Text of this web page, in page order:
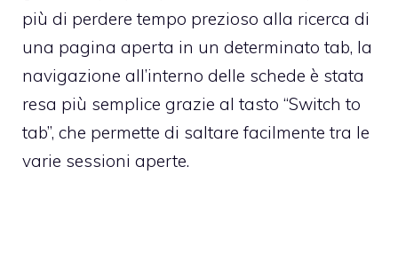
più di perdere tempo prezioso alla ricerca di
una pagina aperta in un determinato tab, la
navigazione all’interno delle schede è stata
resa più semplice grazie al tasto “Switch to
tab”, che permette di saltare facilmente tra le
varie sessioni aperte.